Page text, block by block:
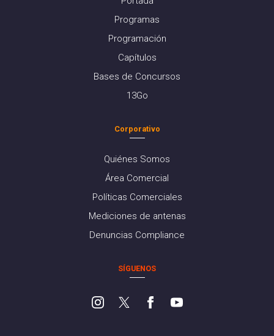
Programas
Programación
Capítulos
Bases de Concursos
13Go
Corporativo
Quiénes Somos
Área Comercial
Políticas Comerciales
Mediciones de antenas
Denuncias Compliance
SÍGUENOS